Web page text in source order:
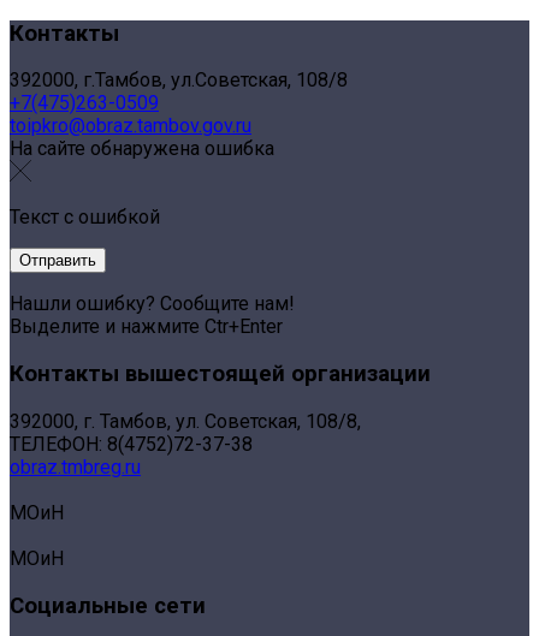
Контакты
392000, г.Тамбов, ул.Советская, 108/8
+7(475)263-0509
toipkro@obraz.tambov.gov.ru
На сайте обнаружена ошибка
Текст с ошибкой
Нашли ошибку? Сообщите нам!
Выделите и нажмите Ctr+Enter
Контакты вышестоящей организации
392000, г. Тамбов, ул. Советская, 108/8,
ТЕЛЕФОН: 8(4752)72-37-38
obraz.tmbreg.ru
МОиН
МОиН
Социальные сети